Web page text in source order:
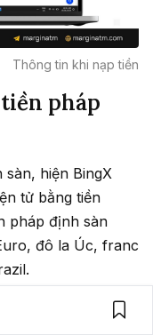
Thông tin khi nạp tiền
pháp
hiện BingX
tử bằng tiền
pháp định sàn
đô la Úc, franc
chọn vào